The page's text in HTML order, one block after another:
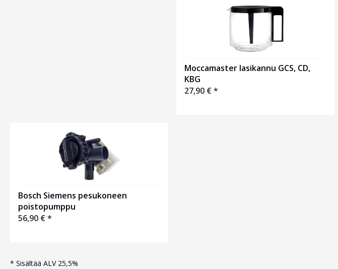
Moccamaster lasikannu GCS, CD,
KBG
27,90 €*
Bosch Siemens pesukoneen
poistopumppu
56,90 €*
* Sisältää ALV 25,5%